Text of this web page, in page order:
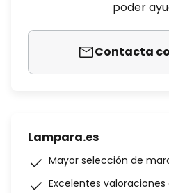
poder
Contacta
Lampara.es
Mayor selección de
Excelentes